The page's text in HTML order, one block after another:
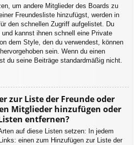
um andere Mitglieder des Boards zu
Freundesliste hinzufügst, werden in
den schnellen Zugriff aufgelistet. Du
kannst ihnen schnell eine Private
dem Style, den du verwendest, können
sein. Wenn du einen
du seine Beiträge standardmäßig nicht.
zur Liste der Freunde oder
Mitglieder hinzufügen oder
entfernen?
auf diese Listen setzen: In jedem
einen zum Hinzufügen zur Liste der